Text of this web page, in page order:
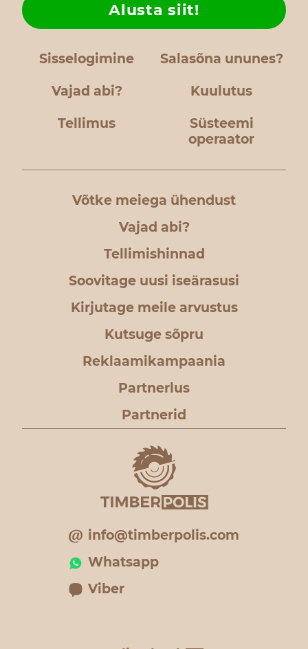
Sisselogimine Salasõna ununes?
Vajad abi?
Alusta siit!
Kuulutus
Tellimus
Süsteemi
operaator
Võtke meiega ühendust
Vajad abi?
Tellimishinnad
Soovitage uusi iseärasusi
Kirjutage meile arvustus
Kutsuge sõpru
Reklaamikampaania
Partnerlus
Partnerid
info@timberpolis.com
Whatsapp
Viber